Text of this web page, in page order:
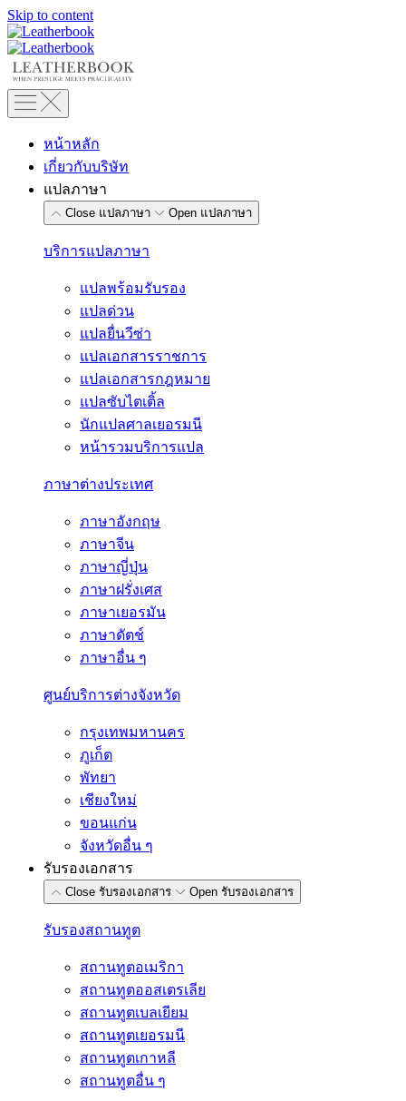
Skip to content
หน้าหลัก
เกี่ยวกับบริษัท
แปลภาษา
Close แปลภาษา Open แปลภาษา
บริการแปลภาษา
แปลพร้อมรับรอง
แปลด่วน
แปลยื่นวีซ่า
แปลเอกสารราชการ
แปลเอกสารกฎหมาย
แปลซับไตเติ้ล
นักแปลศาลเยอรมนี
หน้ารวมบริการแปล
ภาษาต่างประเทศ
ภาษาอังกฤษ
ภาษาจีน
ภาษาญี่ปุ่น
ภาษาฝรั่งเศส
ภาษาเยอรมัน
ภาษาดัตช์
ภาษาอื่น ๆ
ศูนย์บริการต่างจังหวัด
กรุงเทพมหานคร
ภูเก็ต
พัทยา
เชียงใหม่
ขอนแก่น
จังหวัดอื่น ๆ
รับรองเอกสาร
Close รับรองเอกสาร Open รับรองเอกสาร
รับรองสถานทูต
สถานทูตอเมริกา
สถานทูตออสเตรเลีย
สถานทูตเบลเยียม
สถานทูตเยอรมนี
สถานทูตเกาหลี
สถานทูตอื่น ๆ